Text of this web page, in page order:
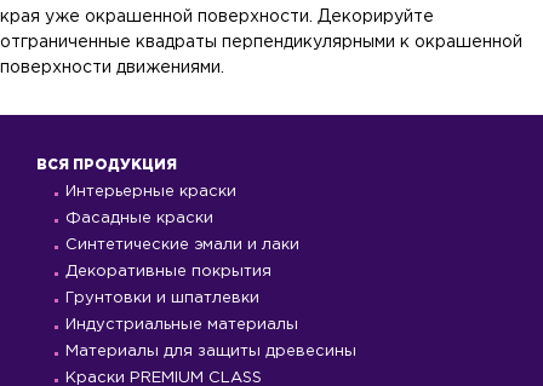
края уже окрашенной поверхности. Декорируйте
отграниченные квадраты перпендикулярными к окрашенной
поверхности движениями.
ВСЯ ПРОДУКЦИЯ
Интерьерные краски
Фасадные краски
Синтетические эмали и лаки
Декоративные покрытия
Грунтовки и шпатлевки
Индустриальные материалы
Материалы для защиты древесины
Краски PREMIUM CLASS